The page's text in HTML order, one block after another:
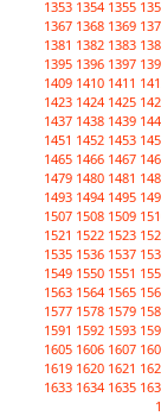
1353 1354 1355
1367 1368 1369
1381 1382 1383
1395 1396 1397
1409 1410 1411
1423 1424 1425
1437 1438 1439
1451 1452 1453
1465 1466 1467
1479 1480 1481
1493 1494 1495
1507 1508 1509
1521 1522 1523
1535 1536 1537
1549 1550 1551
1563 1564 1565
1577 1578 1579
1591 1592 1593
1605 1606 1607
1619 1620 1621
1633 1634 1635